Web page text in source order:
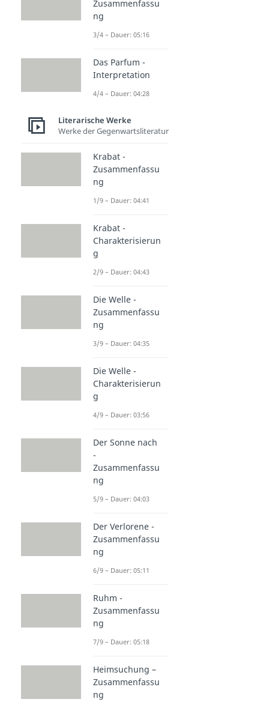
Zusammenfassu
ng
3/4 – Dauer: 05:16
Das Parfum -
Interpretation
4/4 – Dauer: 04:28
Literarische Werke
Werke der Gegenwartsliteratur
Krabat -
Zusammenfassu
ng
1/9 – Dauer: 04:41
Krabat -
Charakterisierun
g
2/9 – Dauer: 04:43
Die Welle -
Zusammenfassu
ng
3/9 – Dauer: 04:35
Die Welle -
Charakterisierun
g
4/9 – Dauer: 03:56
Der Sonne nach
-
Zusammenfassu
ng
5/9 – Dauer: 04:03
Der Verlorene -
Zusammenfassu
ng
6/9 – Dauer: 05:11
Ruhm -
Zusammenfassu
ng
7/9 – Dauer: 05:18
Heimsuchung –
Zusammenfassu
ng